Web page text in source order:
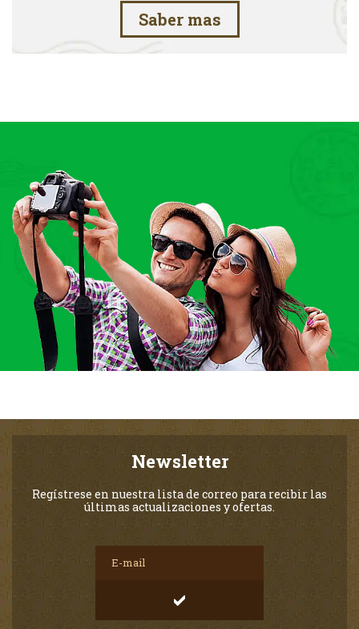
Saber mas
Newsletter
Regístrese en nuestra lista de correo para recibir las
últimas actualizaciones y ofertas.